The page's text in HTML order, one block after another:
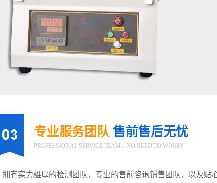
专业服务团队 售前售后无忧
PROFESSIONAL SERVICE TEAM，NO NEED TO WORRY
拥有实力雄厚的检测团队，专业的售前咨询销售团队，以及贴